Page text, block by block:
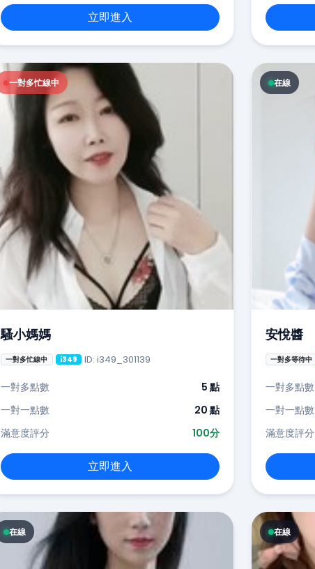
立即進入
一對多忙線中
騷小媽媽
一對多忙線中 i349 ID: i349_301139
一對多點數
5 點
一對一點數
20 點
滿意度評分
100分
立即進入
在線
安悅醬
一對多等待中
一對多點數
一對一點數
滿意度評分
在線 在線